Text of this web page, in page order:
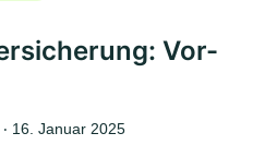
Vor-
‧ 16. Januar 2025